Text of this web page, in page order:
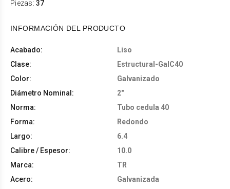
Piezas:37
INFORMACIÓN DEL PRODUCTO
Acabado:
Liso
Clase:
Estructural-GalC40
Color:
Galvanizado
Diámetro Nominal:
2"
Norma:
Tubo cedula 40
Forma:
Redondo
Largo:
6.4
Calibre / Espesor:
10.0
Marca:
TR
Acero:
Galvanizada